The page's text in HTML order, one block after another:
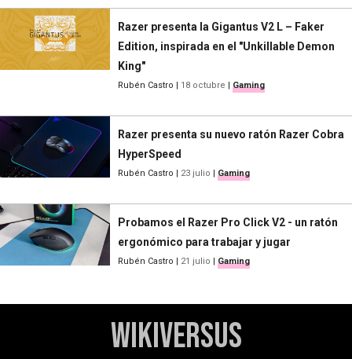
Razer presenta la Gigantus V2 L – Faker
Edition, inspirada en el "Unkillable Demon
King"
Rubén Castro | 18 octubre | Gaming
Razer presenta su nuevo ratón Razer Cobra
HyperSpeed
Rubén Castro | 23 julio | Gaming
Probamos el Razer Pro Click V2 - un ratón
ergonómico para trabajar y jugar
Rubén Castro | 21 julio | Gaming
WikiVersus